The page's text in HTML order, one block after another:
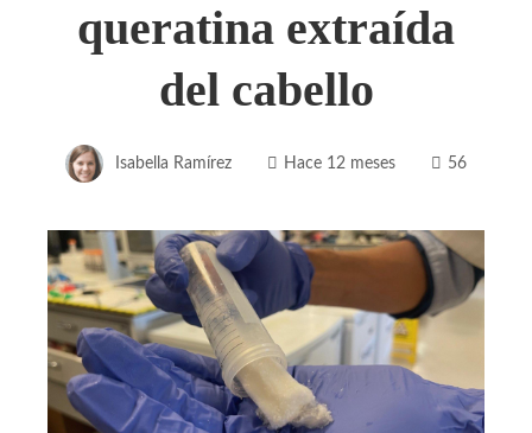
queratina extraída
del cabello
Isabella Ramírez Hace 12 meses 56